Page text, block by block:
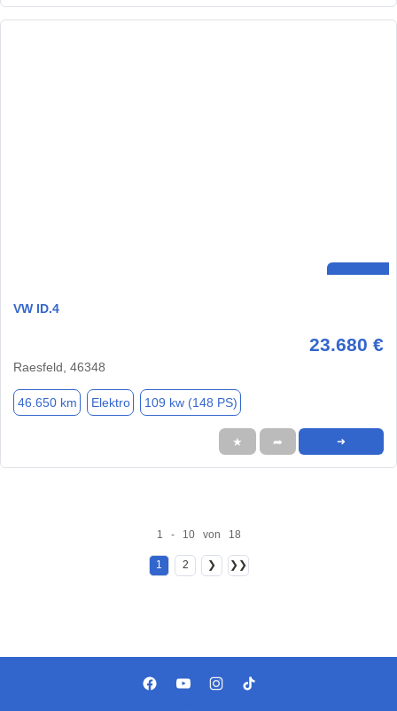
VW ID.4
23.680 €
Raesfeld, 46348
46.650 km Elektro 109 kw (148 PS)
★ ➦ ➜
1 - 10 von 18
1 2 ❯ ❯❯